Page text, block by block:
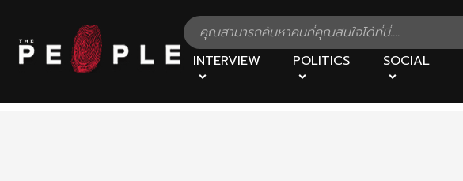
INTERVIEW POLITICS SOCIAL